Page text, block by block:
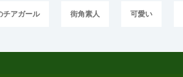
チアガール 街角素人 可愛い